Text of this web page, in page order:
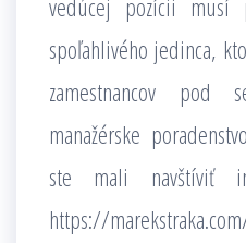
spoľahlivého jedinca,
zamestnancov pod
manažérske
ste mali navštíviť
https://